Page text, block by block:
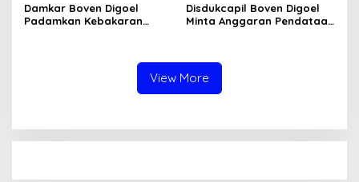
Damkar Boven Digoel
Padamkan Kebakaran
Disdukcapil Boven Digoel
Minta Anggaran Pendataan
View More